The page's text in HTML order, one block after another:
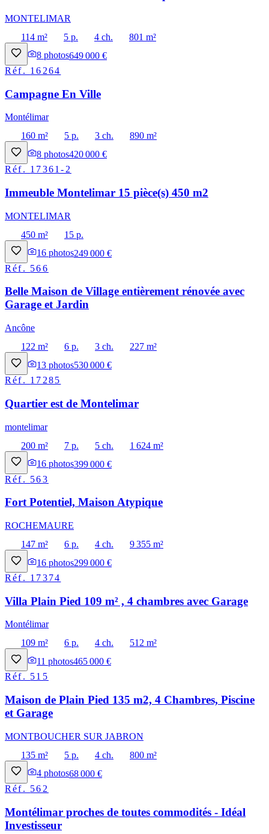
MONTELIMAR
114 m²
5 p. 4 ch.
801 m²
8 photos649 000 €
Réf. 16264
Campagne En Ville
Montélimar
160 m²
5 p. 3 ch.
890 m²
8 photos420 000 €
Réf. 17361-2
Immeuble Montelimar 15 pièce(s) 450 m2
MONTELIMAR
450 m²
15 p.
16 photos249 000 €
Réf. 566
Belle Maison de Village entièrement rénovée avec
Garage et Jardin
Ancône
122 m²
6 p. 3 ch.
227 m²
13 photos530 000 €
Réf. 17285
Quartier est de Montelimar
montelimar
200 m²
7 p. 5 ch.
1 624 m²
16 photos399 000 €
Réf. 563
Fort Potentiel, Maison Atypique
ROCHEMAURE
147 m²
6 p. 4 ch.
9 355 m²
16 photos299 000 €
Réf. 17374
Villa Plain Pied 109 m² , 4 chambres avec Garage
Montélimar
109 m²
6 p. 4 ch.
512 m²
11 photos465 000 €
Réf. 515
Maison de Plain Pied 135 m2, 4 Chambres, Piscine
et Garage
MONTBOUCHER SUR JABRON
135 m²
5 p. 4 ch.
800 m²
4 photos68 000 €
Réf. 562
Montélimar proches de toutes commodités - Idéal
Investisseur